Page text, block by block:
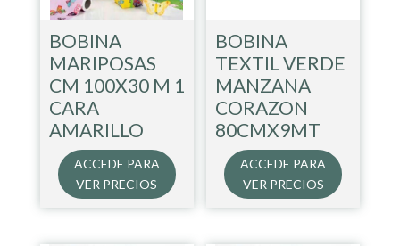
BOBINA
MARIPOSAS
CM 100X30 M 1
CARA
AMARILLO
ACCEDE PARA
VER PRECIOS
BOBINA
TEXTIL VERDE
MANZANA
CORAZON
80CMX9MT
ACCEDE PARA
VER PRECIOS